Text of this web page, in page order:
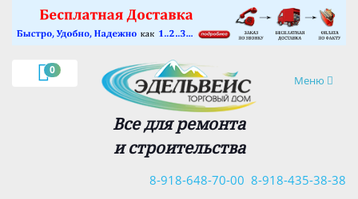
0
Навигация
Меню
Все для ремонта
и строительства
8-918-435-38-38
8-918-648-70-00
×